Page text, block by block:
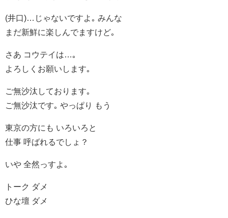
(井口)…じゃないですよ｡ みんな
まだ新鮮に楽しんでますけど｡
さあ コウテイは…｡
よろしくお願いします｡
ご無沙汰しております｡
ご無沙汰です｡ やっぱり もう
東京の方にも いろいろと
仕事 呼ばれるでしょ？
いや 全然っすよ｡
トーク ダメ
ひな壇 ダメ